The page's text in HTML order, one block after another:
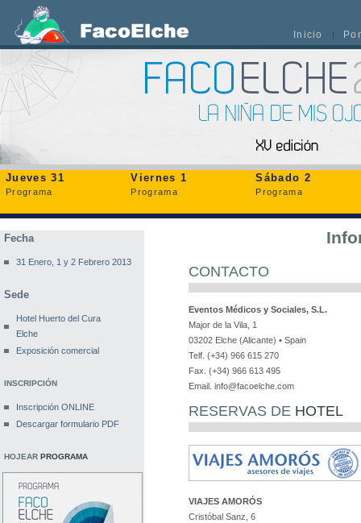
Inicio
Jueves 31
Programa
Viernes 1
Programa
Sábado 2
Programa
Fecha
31 Enero, 1 y 2 Febrero 2013
Sede
Hotel Huerto del Cura
Elche
Exposición comercial
INSCRIPCIÓN
Inscripción ONLINE
Descargar formulario PDF
HOJEAR PROGRAMA
CONTACTO
Eventos Médicos y Sociales, S.L.
Major de la Vila, 1
03202 Elche (Alicante) • Spain
Telf. (+34) 966 615 270
Fax. (+34) 966 613 495
Email. info@facoelche.com
RESERVAS DE HOTEL
VIAJES AMORÓS
Cristóbal Sanz, 6